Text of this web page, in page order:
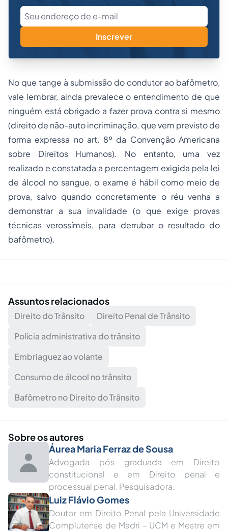
Inscrever
No que tange à submissão do condutor ao bafômetro,
vale lembrar, ainda prevalece o entendimento de que
ninguém está obrigado a fazer prova contra si mesmo
(direito de não-auto incriminação, que vem previsto de
forma expressa no art. 8º da Convenção Americana
sobre Direitos Humanos). No entanto, uma vez
realizado e constatada a percentagem exigida pela lei
de álcool no sangue, o exame é hábil como meio de
prova, salvo quando concretamente o réu venha a
demonstrar a sua invalidade (o que exige provas
técnicas verossímeis, para derrubar o resultado do
bafômetro).
Assuntos relacionados
Direito do Trânsito
Direito Penal de Trânsito
Polícia administrativa do trânsito
Embriaguez ao volante
Consumo de álcool no trânsito
Bafômetro no Direito do Trânsito
Sobre os autores
Áurea Maria Ferraz de Sousa
Advogada pós graduada em Direito
constitucional e em Direito penal e
processual penal. Pesquisadora.
Luiz Flávio Gomes
Doutor em Direito Penal pela Universidade
Complutense de Madri – UCM e Mestre em